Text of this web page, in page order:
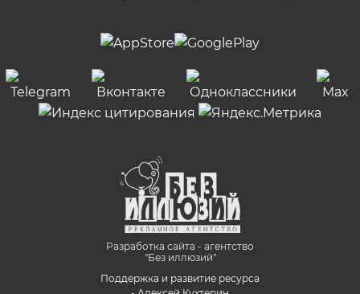
Разработка сайта - агентство
"Без иллюзий"
Поддержка и развитие ресурса